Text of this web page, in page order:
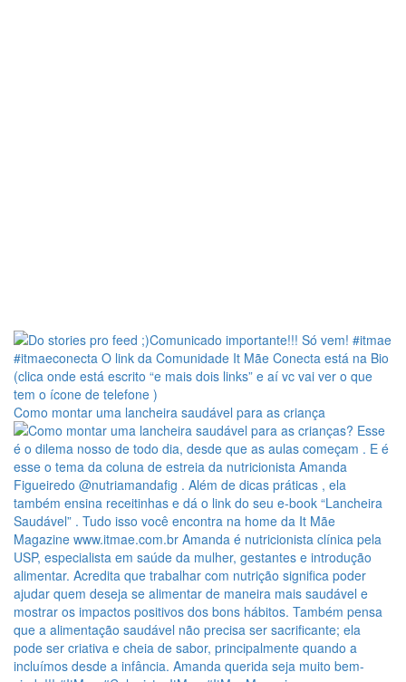
Como montar uma lancheira saudável para as criança